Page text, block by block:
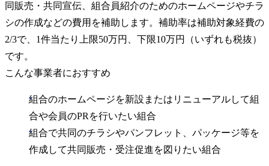
同販売・共同宣伝、組合員紹介のためのホームページやチラ
シの作成などの費用を補助します。補助率は補助対象経費の
2/3で、1件当たり上限50万円、下限10万円（いずれも税抜）
です。
こんな事業者におすすめ
組合のホームページを新設またはリニューアルして組
合や会員のPRを行いたい組合
組合で共同のチラシやパンフレット、パッケージ等を
作成して共同販売・受注促進を図りたい組合